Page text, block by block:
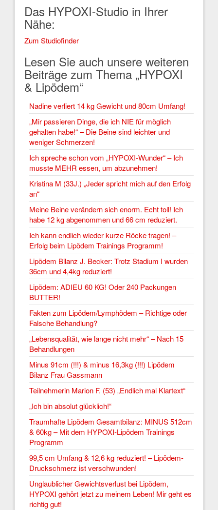
Das HYPOXI-Studio in Ihrer
Nähe:
Zum Studiofinder
Lesen Sie auch unsere weiteren
Beiträge zum Thema „HYPOXI
& Lipödem“
Nadine verliert 14 kg Gewicht und 80cm Umfang!
„Mir passieren Dinge, die ich NIE für möglich
gehalten habe!“ – Die Beine sind leichter und
weniger Schmerzen!
Ich spreche schon vom „HYPOXI-Wunder“ – Ich
musste MEHR essen, um abzunehmen!
Kristina M (33J.) „Jeder spricht mich auf den Erfolg
an“
Meine Beine verändern sich enorm. Echt toll! Ich
habe 12 kg abgenommen und 66 cm reduziert.
Ich kann endlich wieder kurze Röcke tragen! –
Erfolg beim Lipödem Trainings Programm!
Lipödem Bilanz J. Becker: Trotz Stadium I wurden
36cm und 4,4kg reduziert!
Lipödem: ADIEU 60 KG! Oder 240 Packungen
BUTTER!
Fakten zum Lipödem/Lymphödem – Richtige oder
Falsche Behandlung?
„Lebensqualität, wie lange nicht mehr“ – Nach 15
Behandlungen
Minus 91cm (!!!) & minus 16,3kg (!!!) Lipödem
Bilanz Frau Gassmann
Teilnehmerin Marion F. (53) „Endlich mal Klartext“
„Ich bin absolut glücklich!“
Traumhafte Lipödem Gesamtbilanz: MINUS 512cm
& 60kg – Mit dem HYPOXI-Lipödem Trainings
Programm
99,5 cm Umfang & 12,6 kg reduziert! – Lipödem-
Druckschmerz ist verschwunden!
Unglaublicher Gewichtsverlust bei Lipödem,
HYPOXI gehört jetzt zu meinem Leben! Mir geht es
richtig gut!